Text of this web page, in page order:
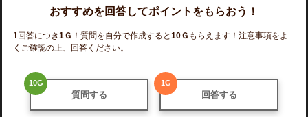
おすすめを回答してポイントをもらおう！
1回答につき1 Ｇ ！質問を自分で作成すると10Ｇ もらえます！注意事項をよ
くご確認の上、回答ください。
10G
質問する
1 G
回答する